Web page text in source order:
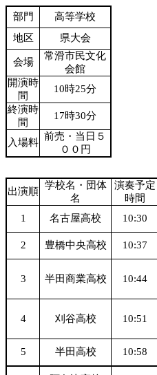
部門
高等学校
地区
県大会
会場
常滑市民文化
会館
開演時
間
10時25分
終演時
間
17時30分
入場料
前売・当日５
００円
出演順
学校名・団体
名
演奏予定
時間
1 名古屋高校 10:30
2 豊橋中央高校 10:37
3 半田商業高校 10:44
4 刈谷高校 10:51
5
半田高校 10:58